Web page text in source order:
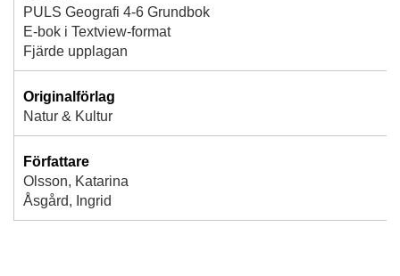
PULS Geografi 4-6 Grundbok
E-bok i Textview-format
Fjärde upplagan
Originalförlag
Natur & Kultur
Författare
Olsson, Katarina
Åsgård, Ingrid